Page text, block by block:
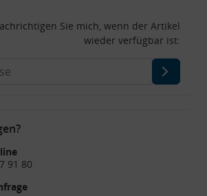
Sie mich, wenn der Artikel
wieder verfügbar ist:
91 80